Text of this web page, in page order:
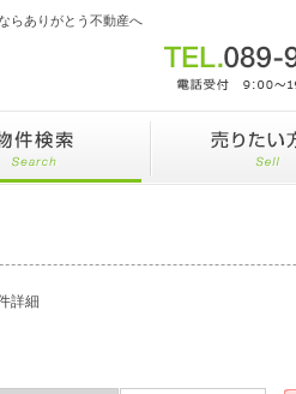
らありがとう不動産へ
詳細